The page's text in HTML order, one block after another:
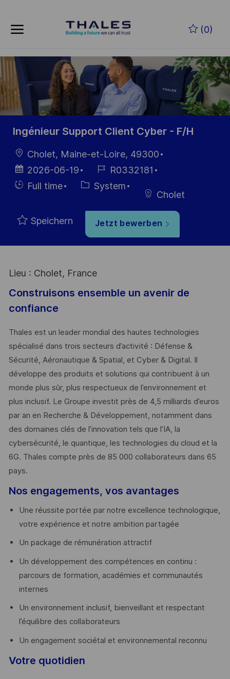
(0)
-
Ingénieur Support Client Cyber - F/H
Ort
Cholet, Maine-et-Loire, 49300
Datum der
Veröffentlichung
2026-06-19
Job-
ID
R0332181
Einstellunngstyp
Full time Kategorie
System
Cholet
Speichern Jetzt bewerben
Lieu : Cholet, France
Construisons ensemble un avenir de
confiance
Thales est un leader mondial des hautes technologies
spécialisé dans trois secteurs d’activité : Défense &
Sécurité, Aéronautique & Spatial, et Cyber & Digital. Il
développe des produits et solutions qui contribuent à un
monde plus sûr, plus respectueux de l’environnement et
plus inclusif. Le Groupe investit près de 4,5 milliards d’euros
par an en Recherche & Développement, notamment dans
des domaines clés de l’innovation tels que l’IA, la
cybersécurité, le quantique, les technologies du cloud et la
6G. Thales compte près de 85 000 collaborateurs dans 65
pays. ​
Nos engagements, vos avantages
Une réussite portée par notre excellence technologique,
votre expérience et notre ambition partagée
Un package de rémunération attractif
Un développement des compétences en continu :
parcours de formation, académies et communautés
internes
Un environnement inclusif, bienveillant et respectant
l’équilibre des collaborateurs
Un engagement sociétal et environnemental reconnu
Votre quotidien